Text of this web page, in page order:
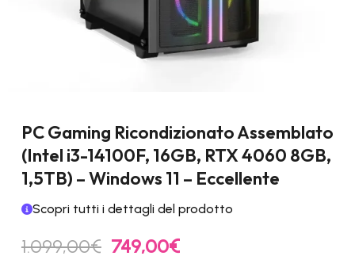
PC Gaming Ricondizionato Assemblato
(Intel i3-14100F, 16GB, RTX 4060 8GB,
1,5TB) – Windows 11 – Eccellente
Scopri tutti i dettagli del prodotto
1.099,00€ Il
prezzo
749,00€Il